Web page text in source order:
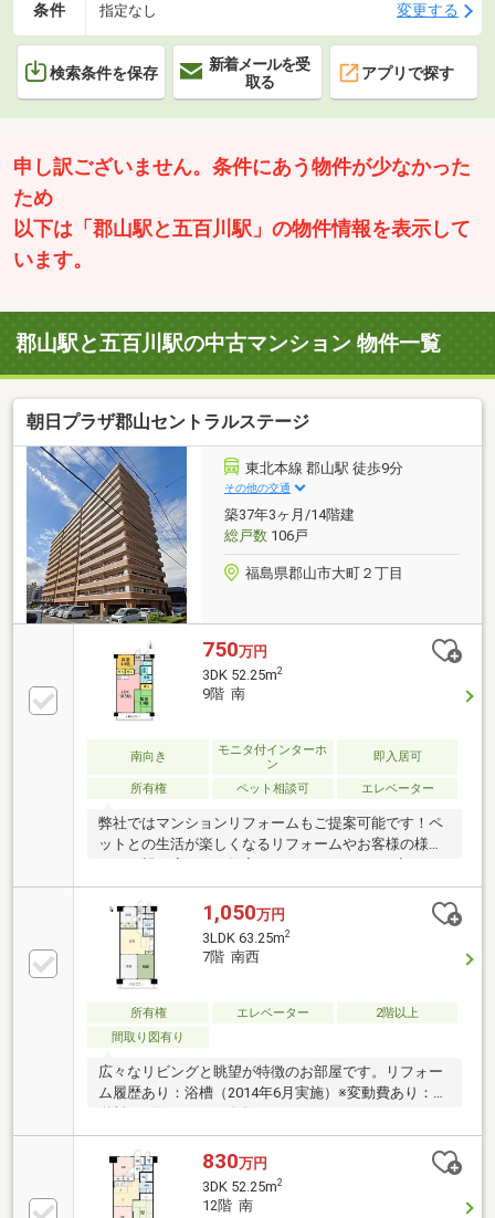
条件 指定なし 変更する
検索条件を保存
新着メールを受
取る
アプリで探す
申し訳ございません。条件にあう物件が少なかった
ため
以下は「郡山駅と五百川駅」の物件情報を表示して
います。
郡山駅と五百川駅の中古マンション 物件一覧
朝日プラザ郡山セントラルステージ
東北本線 郡山駅 徒歩9分
その他の交通
築37年3ヶ月/14階建
総戸数106戸
福島県郡山市大町２丁目
750万円
3DK 52.25m2
9階 南
南向き
モニタ付インターホ
ン
即入居可
所有権 ペット相談可 エレベーター
弊社ではマンションリフォームもご提案可能です！ペ
ットとの生活が楽しくなるリフォームやお客様の様々
なご要望に応じてご提案させていただきます♪◇エア
コン2台付き◆都市ガスエリア◇南向きバルコニー◇
駐車場は近隣あり (1台８，０００円/月額)LINE から
でもお気軽にお問合せ下さいID:@413crnod で検索
1,050万円
3LDK 63.25m2
7階 南西
所有権 エレベーター
2階以上
間取り図有り
広々なリビングと眺望が特徴のお部屋です。リフォー
ム履歴あり：浴槽（2014年6月実施）※変動費あり：水
道料（1 回/2 ヵ月、奇数月）
830万円
3DK 52.25m2
12階 南